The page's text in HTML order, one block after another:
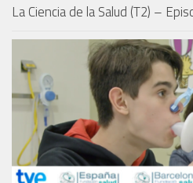
La Ciencia de la Salud (T2) –